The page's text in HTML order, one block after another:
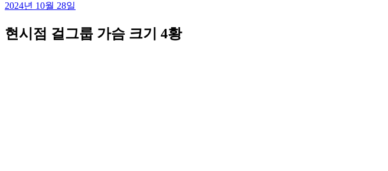
2024년 10월 28일
현시점 걸그룹 가슴 크기 4황